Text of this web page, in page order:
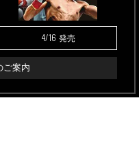
4/16 発売
ご案内